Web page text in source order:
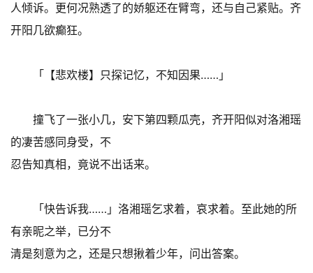
人倾诉。更何况熟透了的娇躯还在臂弯，还与自己紧贴。齐
开阳几欲癫狂。
「【悲欢楼】只探记忆，不知因果……」
撞飞了一张小几，安下第四颗瓜壳，齐开阳似对洛湘瑶
的凄苦感同身受，不
忍告知真相，竟说不出话来。
「快告诉我……」洛湘瑶乞求着，哀求着。至此她的所
有亲昵之举，已分不
清是刻意为之，还是只想揪着少年，问出答案。